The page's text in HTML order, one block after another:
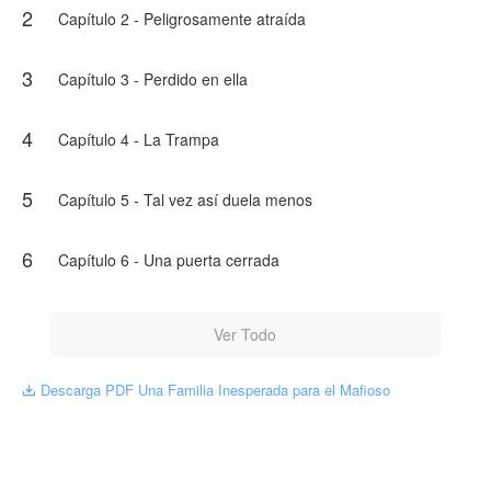
Entre secretos, mentiras, dolor y pasión...
¿Podrá el amor sobrevivir cuando la confianza ya ha
¿O hay heridas demasiado profundas incluso para que
el destino las cure?
publicar esa obra, el contenido del mismo representa el
2 Capítulo 2 - Peligrosamente atraída
3 Capítulo 3 - Perdido en ella
4 Capítulo 4 - La Trampa
5 Capítulo 5 - Tal vez así duela menos
6 Capítulo 6 - Una puerta cerrada
Ver Todo
 Descarga PDF Una Familia Inesperada para el Mafioso